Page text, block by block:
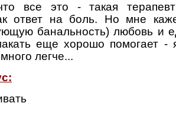
все это - такая
ответ на боль. Но мне
банальность) любовь и
еще хорошо помогает -
легче...